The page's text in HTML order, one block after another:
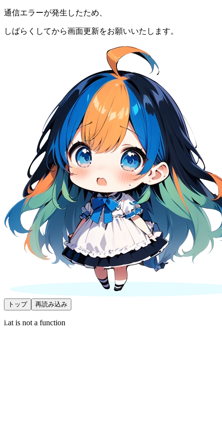
通信エラーが発生したため、
しばらくしてから画面更新をお願いいたします。
トップ 再読み込み
i.at is not a function